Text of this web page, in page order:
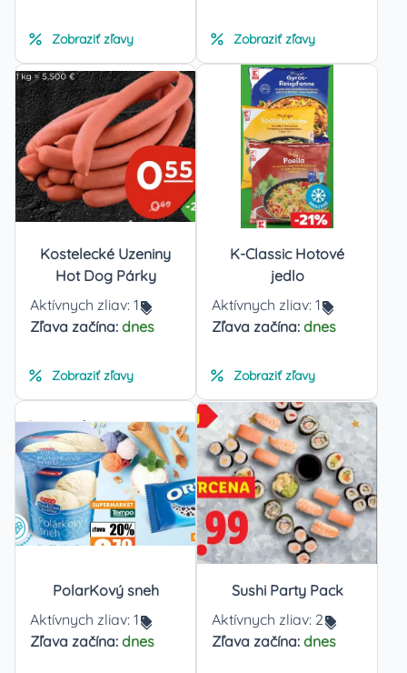
Zobraziť zľavy Zobraziť zľavy
Kostelecké Uzeniny
Hot Dog Párky
Aktívnych zliav: 1
Zľava začína: dnes
Zobraziť zľavy
K-Classic Hotové
jedlo
Aktívnych zliav: 1
Zľava začína: dnes
Zobraziť zľavy
PolarKový sneh
Aktívnych zliav: 1
Zľava začína: dnes
Sushi Party Pack
Aktívnych zliav: 2
Zľava začína: dnes